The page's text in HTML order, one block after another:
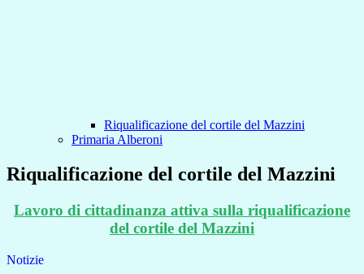
Riqualificazione del cortile del Mazzini
Primaria Alberoni
Riqualificazione del cortile del Mazzini
Lavoro di cittadinanza attiva sulla riqualificazione
del cortile del Mazzini
Notizie